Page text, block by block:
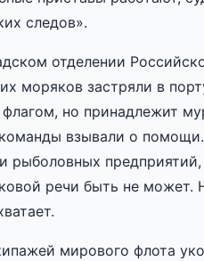
следов».
отделении
моряков застряли в
но принадлежит
взывали о
рыболовных
речи быть не
мирового флота